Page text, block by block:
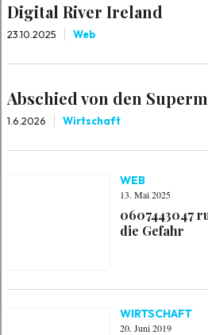
Digital River Ireland
23.10.2025 Web
Abschied von den
1.6.2026 Wirtschaft
WEB
13. Mai 2025
0607443047
die Gefahr
WIRTSCHAFT
20. Juni 2019